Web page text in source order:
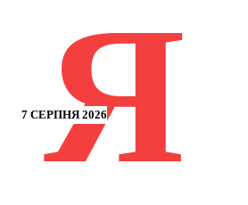
7 СЕРПНЯ 2026
Я